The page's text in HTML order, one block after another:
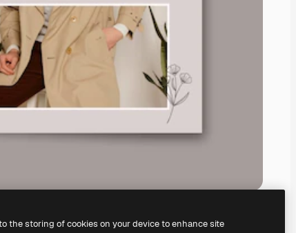
the storing of cookies on your device to enhance site